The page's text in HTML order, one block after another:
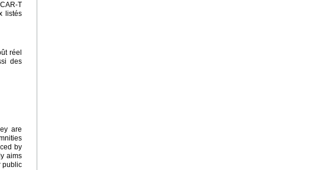
T
listés
réel
des
are
by
aims
public